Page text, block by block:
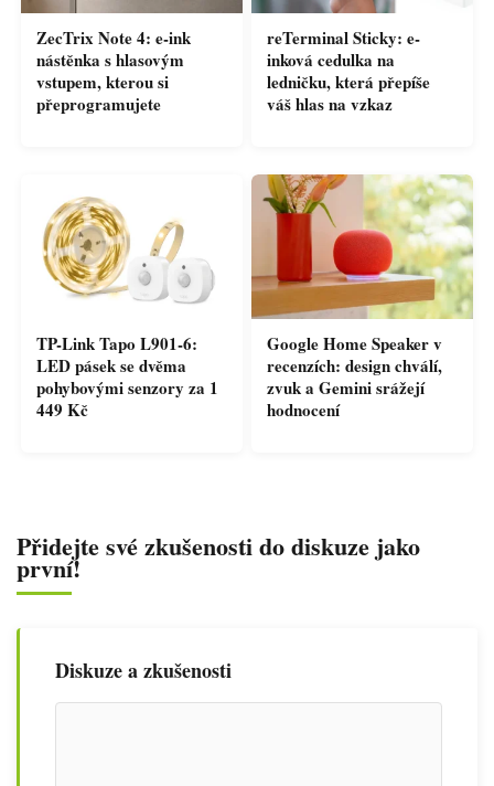
ZecTrix Note 4: e-ink
nástěnka s hlasovým
vstupem, kterou si
přeprogramujete
reTerminal Sticky: e-
inková cedulka na
ledničku, která přepíše
váš hlas na vzkaz
TP-Link Tapo L901-6:
LED pásek se dvěma
pohybovými senzory za 1
449 Kč
Google Home Speaker v
recenzích: design chválí,
zvuk a Gemini srážejí
hodnocení
Přidejte své zkušenosti do diskuze jako
první!
Diskuze a zkušenosti